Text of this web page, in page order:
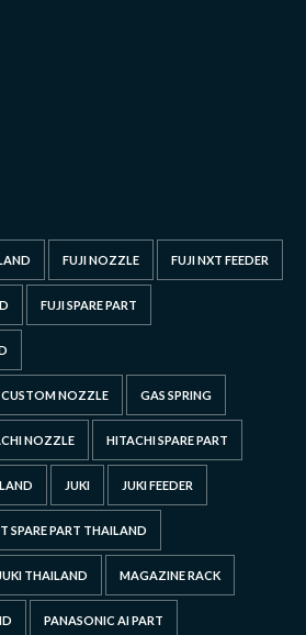
FUJI NOZZLE FUJI NXT FEEDER
FUJI SPARE PART
CUSTOM NOZZLE GAS SPRING
NOZZLE HITACHI SPARE PART
JUKI JUKI FEEDER
SPARE PART THAILAND
THAILAND MAGAZINE RACK
PANASONIC AI PART